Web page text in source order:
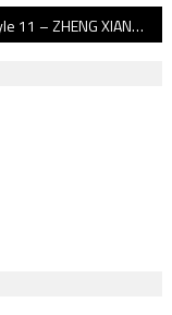
Body Style 11 – ZHENG XIANG